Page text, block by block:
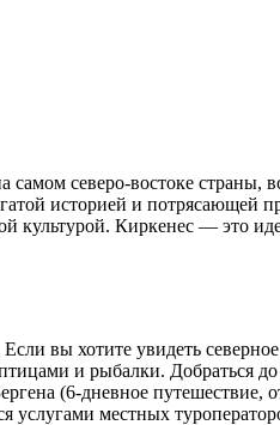
северо-востоке страны,
историей и потрясающей
культурой. Киркенес — это
вы хотите увидеть
и рыбалки. Добраться
(6-дневное
услугами местных